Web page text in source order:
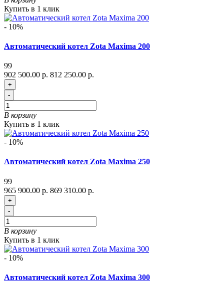
Купить в 1 клик
- 10%
Автоматический котел Zota Maxima 200
99
902 500.00 р. 812 250.00 р.
+
-
В корзину
Купить в 1 клик
- 10%
Автоматический котел Zota Maxima 250
99
965 900.00 р. 869 310.00 р.
+
-
В корзину
Купить в 1 клик
- 10%
Автоматический котел Zota Maxima 300